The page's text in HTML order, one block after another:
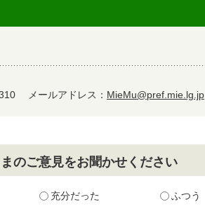
メールアドレス： MieMu@pref.mie.lg.jp
のご意見をお聞かせください
充分だった ふつう